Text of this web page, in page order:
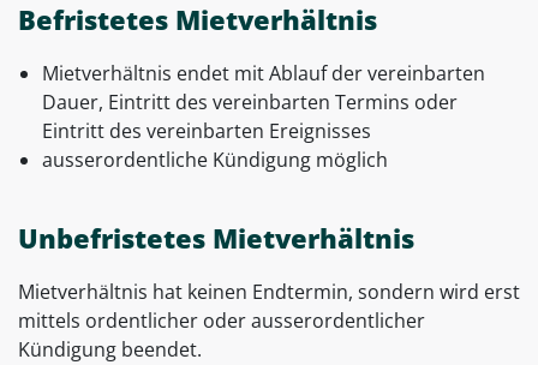
Befristetes Mietverhältnis
Mietverhältnis endet mit Ablauf der vereinbarten
Dauer, Eintritt des vereinbarten Termins oder
Eintritt des vereinbarten Ereignisses
ausserordentliche Kündigung möglich
Unbefristetes Mietverhältnis
Mietverhältnis hat keinen Endtermin, sondern wird erst
mittels ordentlicher oder ausserordentlicher
Kündigung beendet.